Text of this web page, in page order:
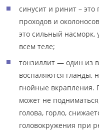
синусит и ринит –
проходов и
это сильный насморк,
всем теле;
тонзиллит — один из
воспаляются гланды,
гнойные вкрапления.
может не
голова, горло,
головокружения при